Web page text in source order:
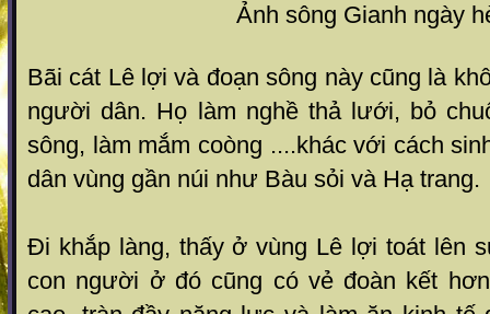
Ảnh sông Gianh ngày
Bãi cát Lê lợi và đoạn sông này cũng là
người dân. Họ làm nghề thả lưới, bỏ
sông, làm mắm coòng ....khác với cách
dân vùng gần núi như Bàu sỏi và Hạ trang.
Đi khắp làng, thấy ở vùng Lê lợi toát lên
con người ở đó cũng có vẻ đoàn kết